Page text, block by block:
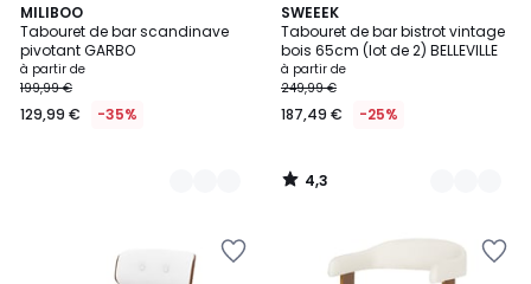
MILIBOO
Tabouret de bar scandinave
pivotant GARBO
à partir de
199,99 €
129,99 € -35%
2
Couleurs
SWEEEK
Tabouret de bar bistrot vintage
bois 65cm (lot de 2) BELLEVILLE
à partir de
249,99 €
187,49 € -25%
4,3
/ 5
2
Couleurs
4,3
/